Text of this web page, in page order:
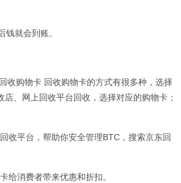
就会到账。
收购物卡 回收购物卡的方式有很多种，选择
、网上回收平台回收，选择对应的购物卡；
收平台，帮助你安全管理BTC，搜索京东回
给消费者带来优惠和折扣。